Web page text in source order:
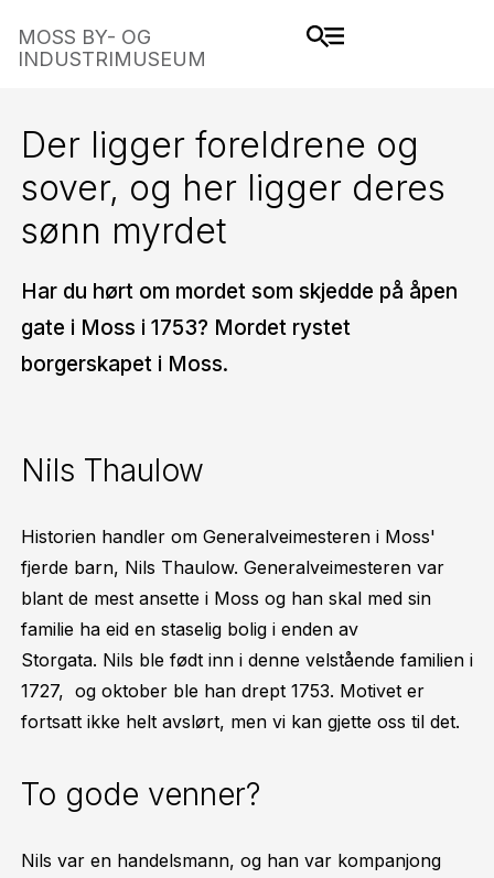
MOSS BY- OG
INDUSTRIMUSEUM
Der ligger foreldrene og
sover, og her ligger deres
sønn myrdet
Har du hørt om mordet som skjedde på åpen
gate i Moss i 1753? Mordet rystet
borgerskapet i Moss.
Nils Thaulow
Historien handler om Generalveimesteren i Moss'
fjerde barn, Nils Thaulow. Generalveimesteren var
blant de mest ansette i Moss og han skal med sin
familie ha eid en staselig bolig i enden av
Storgata. Nils ble født inn i denne velstående familien i
1727, og oktober ble han drept 1753. Motivet er
fortsatt ikke helt avslørt, men vi kan gjette oss til det.
To gode venner?
Nils var en handelsmann, og han var kompanjong